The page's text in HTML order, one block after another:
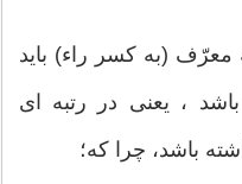
(به کسر راء) باید
، یعنی در رتبه ای
باشد، چرا که؛